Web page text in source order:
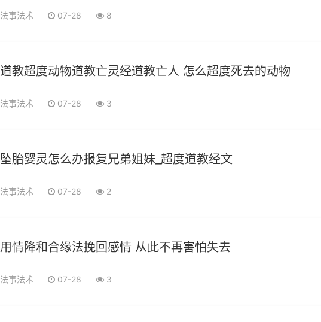
法事法术 07-28 8
道教超度动物道教亡灵经道教亡人 怎么超度死去的动物
法事法术 07-28 3
坠胎婴灵怎么办报复兄弟姐妹_超度道教经文
法事法术 07-28 2
用情降和合缘法挽回感情 从此不再害怕失去
法事法术 07-28 3